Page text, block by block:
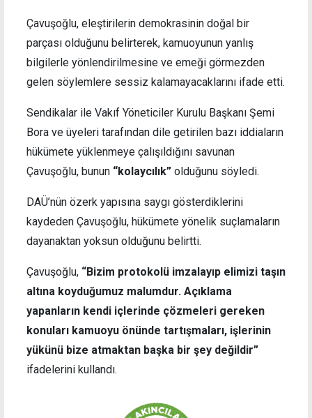
Çavuşoğlu, eleştirilerin demokrasinin doğal bir
parçası olduğunu belirterek, kamuoyunun yanlış
bilgilerle yönlendirilmesine ve emeği görmezden
gelen söylemlere sessiz kalamayacaklarını ifade etti.
Sendikalar ile Vakıf Yöneticiler Kurulu Başkanı Şemi
Bora ve üyeleri tarafından dile getirilen bazı iddiaların
hükümete yüklenmeye çalışıldığını savunan
Çavuşoğlu, bunun “kolaycılık” olduğunu söyledi.
DAÜ’nün özerk yapısına saygı gösterdiklerini
kaydeden Çavuşoğlu, hükümete yönelik suçlamaların
dayanaktan yoksun olduğunu belirtti.
Çavuşoğlu, “Bizim protokolü imzalayıp elimizi taşın
altına koyduğumuz malumdur. Açıklama
yapanların kendi içlerinde çözmeleri gereken
konuları kamuoyu önünde tartışmaları, işlerinin
yükünü bize atmaktan başka bir şey değildir”
ifadelerini kullandı.